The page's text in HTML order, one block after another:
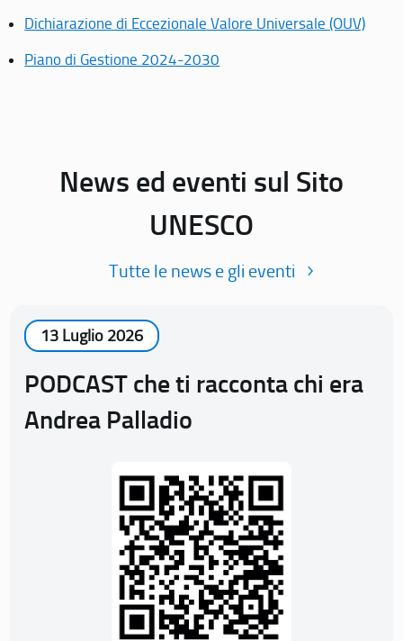
Dichiarazione di Eccezionale Valore Universale (OUV)
Piano di Gestione 2024-2030
News ed eventi sul Sito
UNESCO
Tutte le news e gli eventi
13 Luglio 2026
PODCAST che ti racconta chi era
Andrea Palladio